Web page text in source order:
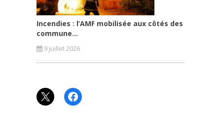
Incendies : l’AMF mobilisée aux côtés des
commune...
9 juillet 2026
X Facebook